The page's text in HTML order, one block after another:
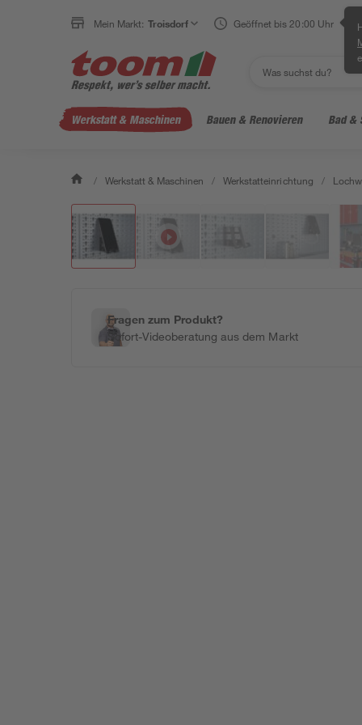
Mein Markt: Troisdorf Geöffnet bis 20:00 Uhr
Werkstatt & Maschinen Bauen & Renovieren Bad &
/ Werkstatt & Maschinen / Werkstatteinrichtung /
Fragen zum Produkt?
Sofort-Videoberatung aus dem Markt